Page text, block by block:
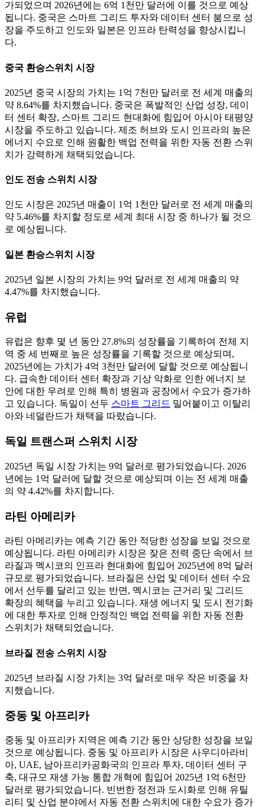
가되었으며 2026년에는 6억 1천만 달러에 이를 것으로 예상
됩니다. 중국은 스마트 그리드 투자와 데이터 센터 붐으로 성
장을 주도하고 인도와 일본은 인프라 탄력성을 향상시킵니
다.
중국 환승스위치 시장
2025년 중국 시장의 가치는 1억 7천만 달러로 전 세계 매출의
약 8.64%를 차지했습니다. 중국은 폭발적인 산업 성장, 데이
터 센터 확장, 스마트 그리드 현대화에 힘입어 아시아 태평양
시장을 주도하고 있습니다. 제조 허브와 도시 인프라의 높은
에너지 수요로 인해 원활한 백업 전력을 위한 자동 전환 스위
치가 강력하게 채택되었습니다.
인도 전송 스위치 시장
인도 시장은 2025년 매출이 1억 1천만 달러로 전 세계 매출의
약 5.46%를 차지할 정도로 세계 최대 시장 중 하나가 될 것으
로 예상됩니다.
일본 환승스위치 시장
2025년 일본 시장의 가치는 9억 달러로 전 세계 매출의 약
4.47%를 차지했습니다.
유럽
유럽은 향후 몇 년 동안 27.8%의 성장률을 기록하여 전체 지
역 중 세 번째로 높은 성장률을 기록할 것으로 예상되며,
2025년에는 가치가 4억 3천만 달러에 달할 것으로 예상됩니
다. 급속한 데이터 센터 확장과 기상 악화로 인한 에너지 보
안에 대한 우려로 인해 특히 병원과 공장에서 수요가 증가하
고 있습니다. 독일이 선두 스마트 그리드 밀어붙이고 이탈리
아와 네덜란드가 채택을 따랐습니다.
독일 트랜스퍼 스위치 시장
2025년 독일 시장 가치는 9억 달러로 평가되었습니다. 2026
년에는 1억 달러에 달할 것으로 예상되며 이는 전 세계 매출
의 약 4.42%를 차지합니다.
라틴 아메리카
라틴 아메리카는 예측 기간 동안 적당한 성장을 보일 것으로
예상됩니다. 라틴 아메리카 시장은 잦은 전력 중단 속에서 브
라질과 멕시코의 인프라 현대화에 힘입어 2025년에 8억 달러
규모로 평가되었습니다. 브라질은 산업 및 데이터 센터 수요
에서 선두를 달리고 있는 반면, 멕시코는 근거리 및 그리드
확장의 혜택을 누리고 있습니다. 재생 에너지 및 도시 전기화
에 대한 투자로 인해 안정적인 백업 전력을 위한 자동 전환
스위치가 채택되었습니다.
브라질 전송 스위치 시장
2025년 브라질 시장 가치는 3억 달러로 매우 작은 비중을 차
지했습니다.
중동 및 아프리카
중동 및 아프리카 지역은 예측 기간 동안 상당한 성장을 보일
것으로 예상됩니다. 중동 및 아프리카 시장은 사우디아라비
아, UAE, 남아프리카공화국의 인프라 투자, 데이터 센터 구
축, 대규모 재생 가능 통합 개혁에 힘입어 2025년 1억 6천만
달러로 평가되었습니다. 빈번한 정전과 도시화로 인해 유틸
리티 및 산업 분야에서 자동 전환 스위치에 대한 수요가 증가